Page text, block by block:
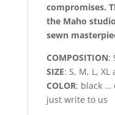
compromises.
the Maho
sewn
COMPOSITION:
SIZE: S, M, L, XL
COLOR: black …
just write to us